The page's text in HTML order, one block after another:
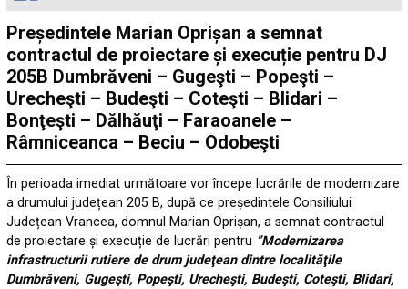
Președintele Marian Oprișan a semnat
contractul de proiectare și execuție pentru DJ
205B Dumbrăveni – Gugeşti – Popeşti –
Urecheşti – Budeşti – Coteşti – Blidari –
Bonţeşti – Dălhăuţi – Faraoanele –
Râmniceanca – Beciu – Odobeşti
În perioada imediat următoare vor începe lucrările de modernizare
a drumului județean 205 B, după ce președintele Consiliului
Județean Vrancea, domnul Marian Oprișan, a semnat contractul
de proiectare și execuție de lucrări pentru ”Modernizarea
infrastructurii rutiere de drum judeţean dintre localităţile
Dumbrăveni, Gugeşti, Popeşti, Urecheşti, Budeşti, Coteşti, Blidari,